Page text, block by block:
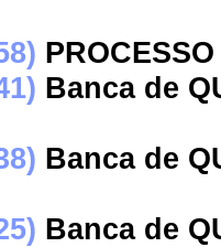
Banca de
Banca de
Banca de